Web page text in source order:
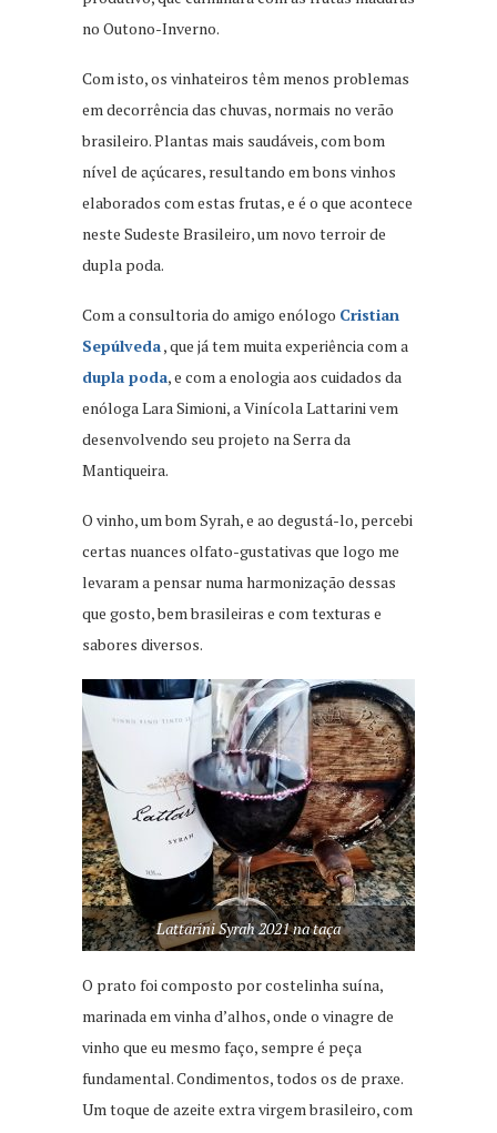
no Outono-Inverno.
Com isto, os vinhateiros têm menos problemas
em decorrência das chuvas, normais no verão
brasileiro. Plantas mais saudáveis, com bom
nível de açúcares, resultando em bons vinhos
elaborados com estas frutas, e é o que acontece
neste Sudeste Brasileiro, um novo terroir de
dupla poda.
Com a consultoria do amigo enólogo Cristian
Sepúlveda, que já tem muita experiência com a
dupla poda, e com a enologia aos cuidados da
enóloga Lara Simioni, a Vinícola Lattarini vem
desenvolvendo seu projeto na Serra da
Mantiqueira.
O vinho, um bom Syrah, e ao degustá-lo, percebi
certas nuances olfato-gustativas que logo me
levaram a pensar numa harmonização dessas
que gosto, bem brasileiras e com texturas e
sabores diversos.
Lattarini Syrah 2021 na taça
O prato foi composto por costelinha suína,
marinada em vinha d’alhos, onde o vinagre de
vinho que eu mesmo faço, sempre é peça
fundamental. Condimentos, todos os de praxe.
Um toque de azeite extra virgem brasileiro, com